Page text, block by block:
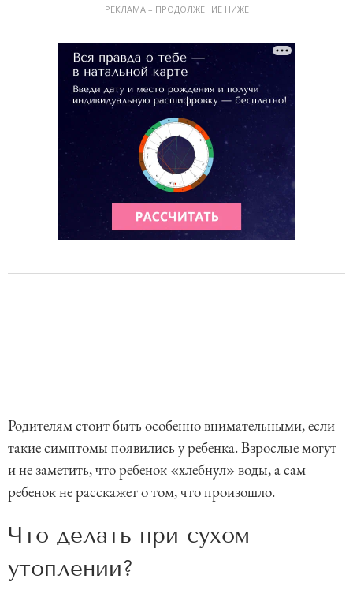
РЕКЛАМА – ПРОДОЛЖЕНИЕ НИЖЕ
Родителям стоит быть особенно внимательными, если
такие симптомы появились у ребенка. Взрослые могут
и не заметить, что ребенок «хлебнул» воды, а сам
ребенок не расскажет о том, что произошло.
Что делать при сухом
утоплении?